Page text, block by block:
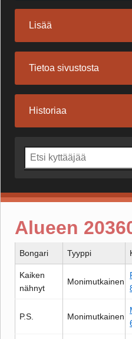
Lisää
Tietoa sivustosta
Historiaa
Alueen
Bongari Tyyppi
Kaiken
nähnyt
Monimutkainen
P.S. Monimutkainen